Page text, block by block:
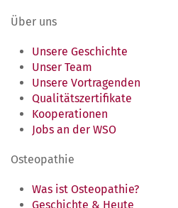
Über uns
Unsere Geschichte
Unser Team
Unsere Vortragenden
Qualitätszertifikate
Kooperationen
Jobs an der WSO
Osteopathie
Was ist Osteopathie?
Geschichte & Heute